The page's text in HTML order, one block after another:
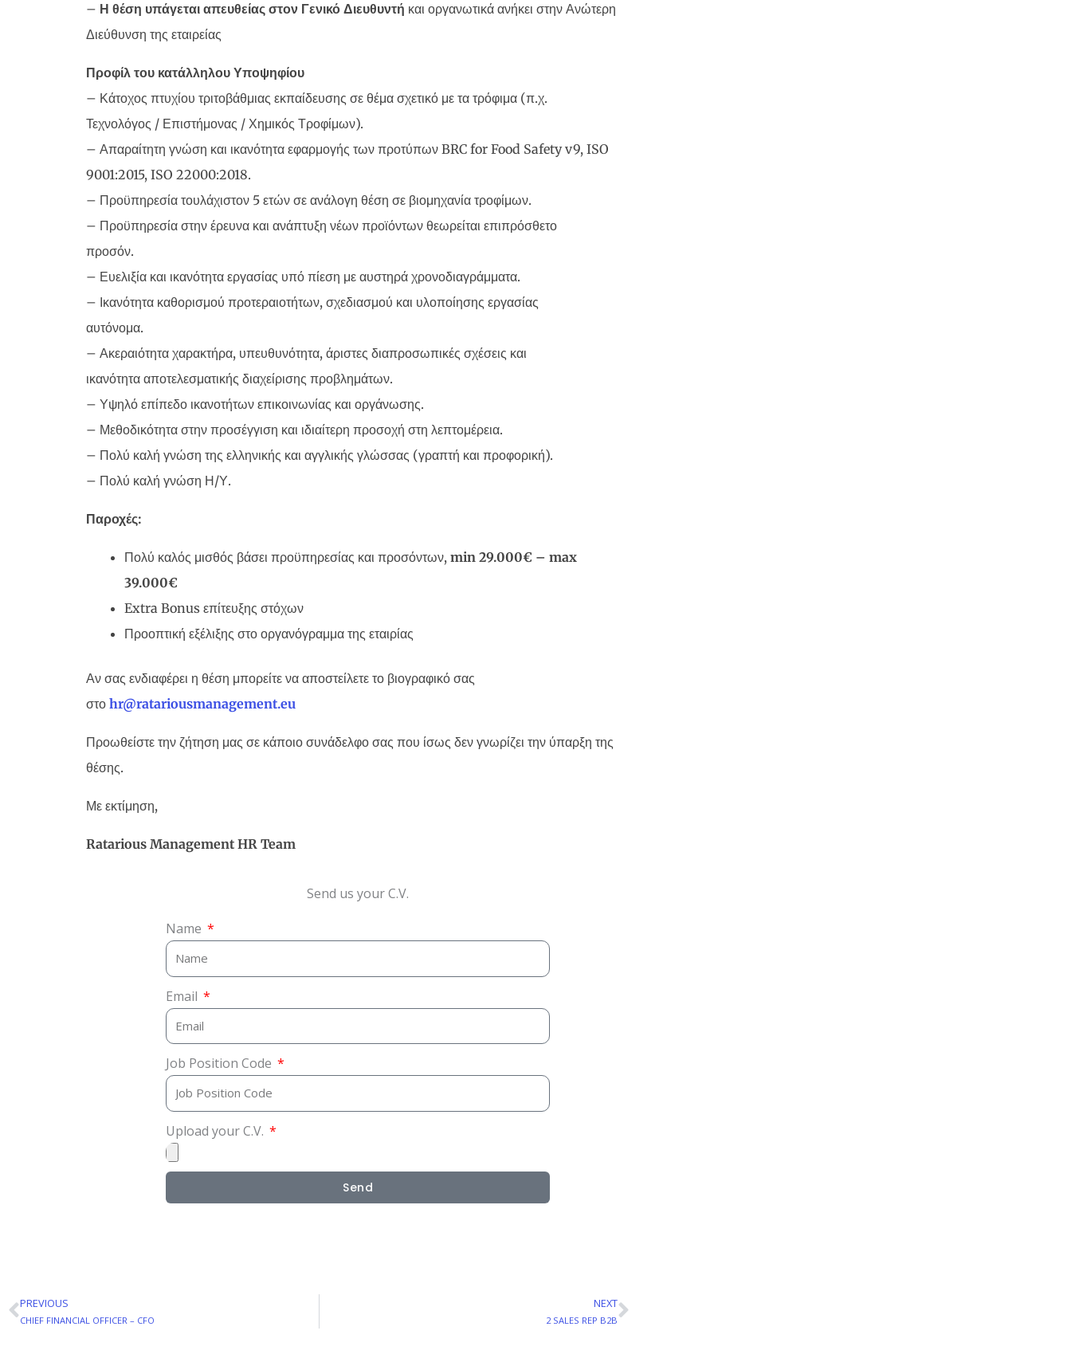
– Η θέση υπάγεται απευθείας στον Γενικό Διευθυντή και οργανωτικά ανήκει στην Ανώτερη
Διεύθυνση της εταιρείας
Προφίλ του κατάλληλου Υποψηφίου
– Κάτοχος πτυχίου τριτοβάθμιας εκπαίδευσης σε θέμα σχετικό με τα τρόφιμα (π.χ.
Τεχνολόγος / Επιστήμονας / Χημικός Τροφίμων).
– Απαραίτητη γνώση και ικανότητα εφαρμογής των προτύπων BRC for Food Safety v9, ISO
9001:2015, ISO 22000:2018.
– Προϋπηρεσία τουλάχιστον 5 ετών σε ανάλογη θέση σε βιομηχανία τροφίμων.
– Προϋπηρεσία στην έρευνα και ανάπτυξη νέων προϊόντων θεωρείται επιπρόσθετο
προσόν.
– Ευελιξία και ικανότητα εργασίας υπό πίεση με αυστηρά χρονοδιαγράμματα.
– Ικανότητα καθορισμού προτεραιοτήτων, σχεδιασμού και υλοποίησης εργασίας
αυτόνομα.
– Ακεραιότητα χαρακτήρα, υπευθυνότητα, άριστες διαπροσωπικές σχέσεις και
ικανότητα αποτελεσματικής διαχείρισης προβλημάτων.
– Υψηλό επίπεδο ικανοτήτων επικοινωνίας και οργάνωσης.
– Μεθοδικότητα στην προσέγγιση και ιδιαίτερη προσοχή στη λεπτομέρεια.
– Πολύ καλή γνώση της ελληνικής και αγγλικής γλώσσας (γραπτή και προφορική).
– Πολύ καλή γνώση Η/Υ.
Παροχές:
Πολύ καλός μισθός βάσει προϋπηρεσίας και προσόντων, min 29.000€ – max
39.000€
Extra Bonus επίτευξης στόχων
Προοπτική εξέλιξης στο οργανόγραμμα της εταιρίας
Αν σας ενδιαφέρει η θέση μπορείτε να αποστείλετε το βιογραφικό σας
στο hr@ratariousmanagement.eu
Προωθείστε την ζήτηση μας σε κάποιο συνάδελφο σας που ίσως δεν γνωρίζει την ύπαρξη της
θέσης.
Με εκτίμηση,
Ratarious Management HR Team
Send us your C.V.
Name
Email
Job Position Code
Upload your C.V.
Send
Prev
PREVIOUS
CHIEF FINANCIAL OFFICER – CFO
NEXT
2 SALES REP B2B Next